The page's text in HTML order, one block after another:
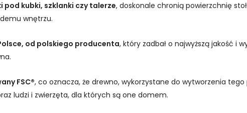
pod kubki, szklanki czy talerze, doskonale chronią powierzchnię
wnętrzu.
od polskiego producenta, który zadbał o najwyższą jakość i
FSC®, co oznacza, że drewno, wykorzystane do wytworzenia
ludzi i zwierzęta, dla których są one domem.